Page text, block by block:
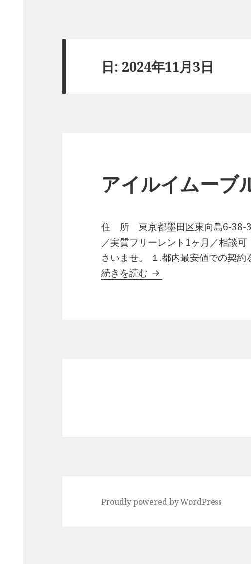
日: 2024年11月3日
アイルイムーブ
住 所 東京都墨田区東向島6-38-
／実質フリーレント1ヶ月／相談
さいませ。 １.都内最安値での契
続きを読む アイルイムーブル向島
Proudly powered by WordPress